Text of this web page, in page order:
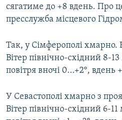
Усі сайти RFE/RL
сягатиме до +8 вдень. Про
пресслужба місцевого
Так, у Сімферополі хмарно.
Вітер північно-східний 8-
повітря вночі 0...+2°, вдень
У Севастополі хмарно з
Вітер північно-східний 6-